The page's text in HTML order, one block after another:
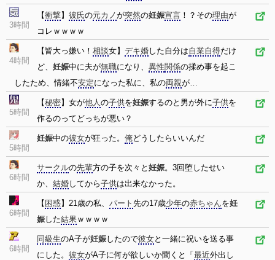
3時間
【衝撃】 彼氏の元カノが突然の妊娠宣言 ！？その理由が
コレｗｗｗｗ
4時間
【皆大っ嫌い！ 相談女】 デキ婚した自分は自業自得だけ
ど、 妊娠中に夫が無職になり、 異性関係の揉め事を起こ
したため、情緒不安定になった私に、私の両親が…
5時間
【秘密】女が他人の子供を妊娠するのと男が外に子供を
作るのってどっちが悪い？
5時間
妊娠中の彼女が狂った。 俺どうしたらいいんだ
6時間
サークルの先輩方の子を次々と 妊娠。3回堕したせい
か、 結婚してから子供は出来なかった。
6時間
【 困惑】21歳の私、 パート 先の17歳少年の赤ちゃんを妊
娠した結果ｗｗｗｗ
6時間
同級生のA子が妊娠したので彼女と一緒に祝いを送る事
にした。 彼女がA子に何が欲しいか聞くと「 最近外出し